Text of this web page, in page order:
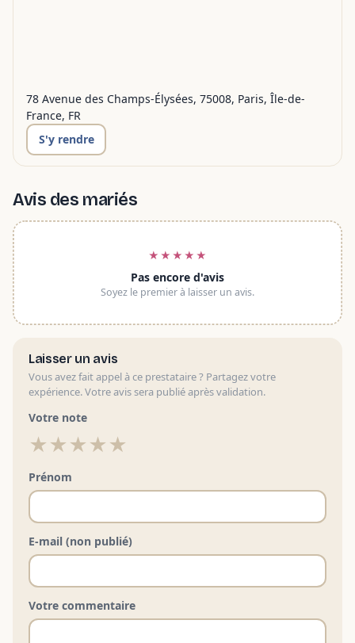
78 Avenue des Champs-Élysées, 75008, Paris, Île-de-
France, FR
S'y rendre
Avis des mariés
★★★★★
Pas encore d'avis
Soyez le premier à laisser un avis.
Laisser un avis
Vous avez fait appel à ce prestataire ? Partagez votre
expérience. Votre avis sera publié après validation.
Votre note
★★★★★
Prénom
E-mail (non publié)
Votre commentaire